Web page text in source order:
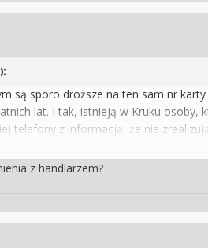
są sporo droższe na ten sam nr
lat. I tak, istnieją w Kruku
telefony z informacją, że nie
hitowy model. Ogólnie ma
chce kupić Hulka i zarobić w 1
rynkiem, ale widocznie
z handlarzem?